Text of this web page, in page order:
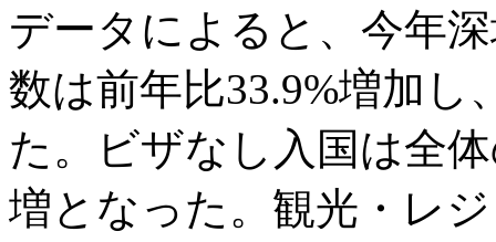
データによると、今年
数は前年比33.9%増加し
た。ビザなし入国は全
増となった。観光・レ